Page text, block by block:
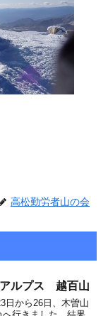
高松勤労者山の会
ルプス 越百山
日から26日、木曽山